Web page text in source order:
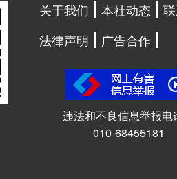
关于我们 本社动态
法律声明
广告合作
违法和不良信息举报电
010-68455181